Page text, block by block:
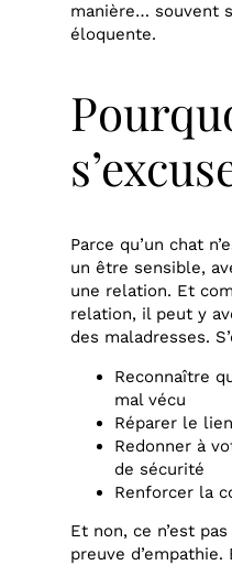
manière… souvent
éloquente.
Parce qu’un chat
un être sensible,
une relation. Et
relation, il peut y
des maladresses.
Reconnaître
mal vécu
Réparer le
Redonner à
de sécurité
Renforcer la
Et non, ce n’est
preuve